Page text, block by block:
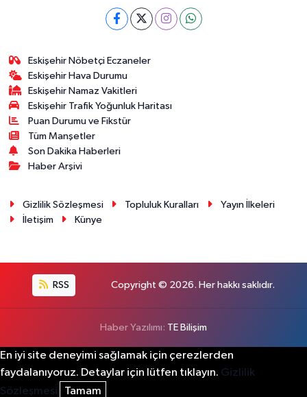
Eskişehir Nöbetçi Eczaneler
Eskişehir Hava Durumu
Eskişehir Namaz Vakitleri
Eskişehir Trafik Yoğunluk Haritası
Puan Durumu ve Fikstür
Tüm Manşetler
Son Dakika Haberleri
Haber Arşivi
Gizlilik Sözleşmesi Topluluk Kuralları
Yayın İlkeleri
İletişim
Künye
RSS Copyright © 2026. Her hakkı saklıdır.
Haber Yazılımı: TE Bilişim
En iyi site deneyimi sağlamak için çerezlerden
faydalanıyoruz. Detaylar için lütfen tıklayın. Gizlilik
Sözleşmesi
Tamam